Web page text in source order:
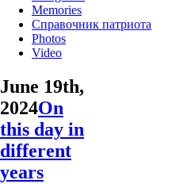
Memories
Справочник патриота
Photos
Video
June 19th,
2024On
this day in
different
years